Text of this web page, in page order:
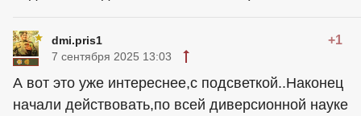
dmi.pris1 +1
7 сентября 2025 13:03
А вот это уже интереснее,с подсветкой..Наконец
начали действовать,по всей диверсионной науке